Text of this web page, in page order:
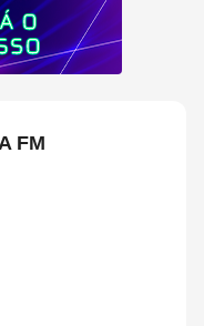
FM